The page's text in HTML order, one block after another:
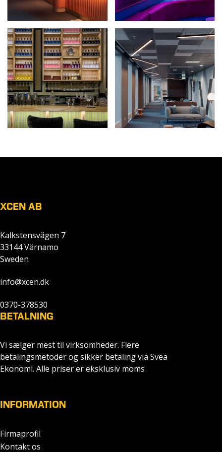
XCEN AB
Kalkstensvägen 7
33144 Värnamo
Sweden
info@xcen.dk
0370-378530
BETALNING
Vi sælger mest til virksomheder. Flere
betalingsmetoder og sikker betaling via Svea
Ekonomi. Alle priser er eksklusiv moms
INFORMATION
Firmaprofil
Kontakt os